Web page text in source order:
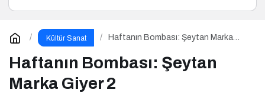
Kültür Sanat
Haftanın Bombası: Şeytan Marka
Haftanın Bombası: Şeytan
Marka Giyer 2